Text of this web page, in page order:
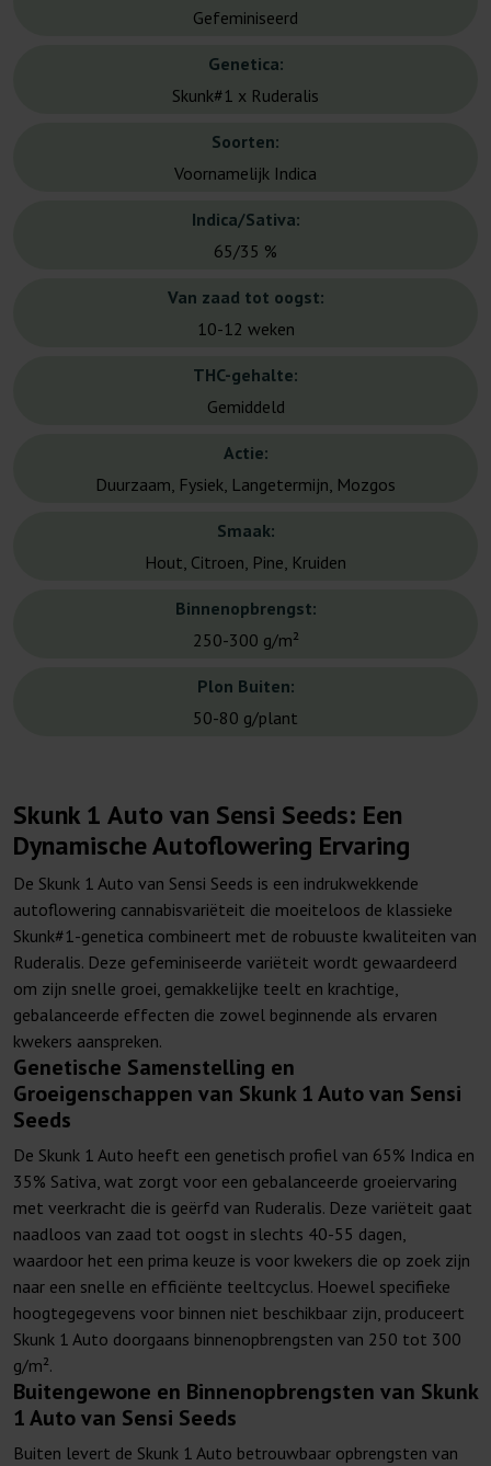
Gefeminiseerd
Genetica:
Skunk#1 x Ruderalis
Soorten:
Voornamelijk Indica
Indica/Sativa:
65/35 %
Van zaad tot oogst:
10-12 weken
THC-gehalte:
Gemiddeld
Actie:
Duurzaam, Fysiek, Langetermijn, Mozgos
Smaak:
Hout, Citroen, Pine, Kruiden
Binnenopbrengst:
250-300 g/m²
Plon Buiten:
50-80 g/plant
Skunk 1 Auto van Sensi Seeds: Een
Dynamische Autoflowering Ervaring
De Skunk 1 Auto van Sensi Seeds is een indrukwekkende
autoflowering cannabisvariëteit die moeiteloos de klassieke
Skunk#1-genetica combineert met de robuuste kwaliteiten van
Ruderalis. Deze gefeminiseerde variëteit wordt gewaardeerd
om zijn snelle groei, gemakkelijke teelt en krachtige,
gebalanceerde effecten die zowel beginnende als ervaren
kwekers aanspreken.
Genetische Samenstelling en
Groeigenschappen van Skunk 1 Auto van Sensi
Seeds
De Skunk 1 Auto heeft een genetisch profiel van 65% Indica en
35% Sativa, wat zorgt voor een gebalanceerde groeiervaring
met veerkracht die is geërfd van Ruderalis. Deze variëteit gaat
naadloos van zaad tot oogst in slechts 40-55 dagen,
waardoor het een prima keuze is voor kwekers die op zoek zijn
naar een snelle en efficiënte teeltcyclus. Hoewel specifieke
hoogtegegevens voor binnen niet beschikbaar zijn, produceert
Skunk 1 Auto doorgaans binnenopbrengsten van 250 tot 300
g/m².
Buitengewone en Binnenopbrengsten van Skunk
1 Auto van Sensi Seeds
Buiten levert de Skunk 1 Auto betrouwbaar opbrengsten van